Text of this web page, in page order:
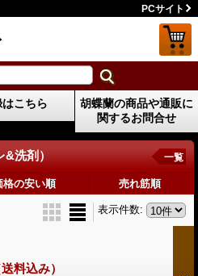
PCサイト
こちら
胡蝶蘭の商品や通販に
関するお問合せ
洗剤） 一覧
格の安い順 売れ筋順
表示件数:
料込み）